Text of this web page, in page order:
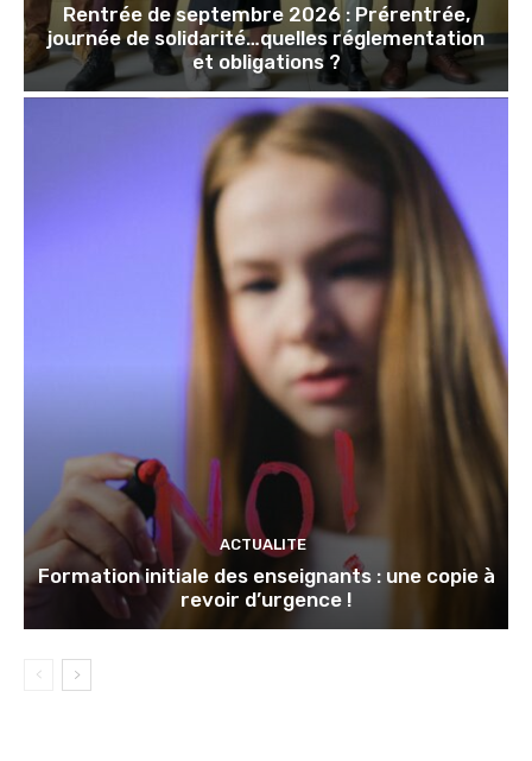
Rentrée de septembre 2026 : Prérentrée,
journée de solidarité…quelles réglementation
et obligations ?
ACTUALITE
Formation initiale des enseignants : une copie à
revoir d’urgence !